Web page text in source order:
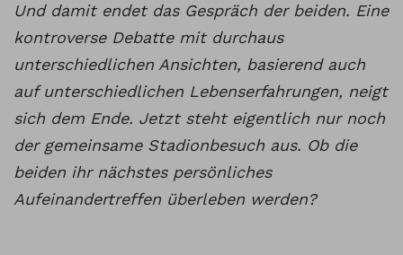
Und damit endet das Gespräch der beiden. Eine
kontroverse Debatte mit durchaus
unterschiedlichen Ansichten, basierend auch
auf unterschiedlichen Lebenserfahrungen, neigt
sich dem Ende. Jetzt steht eigentlich nur noch
der gemeinsame Stadionbesuch aus. Ob die
beiden ihr nächstes persönliches
Aufeinandertreffen überleben werden?